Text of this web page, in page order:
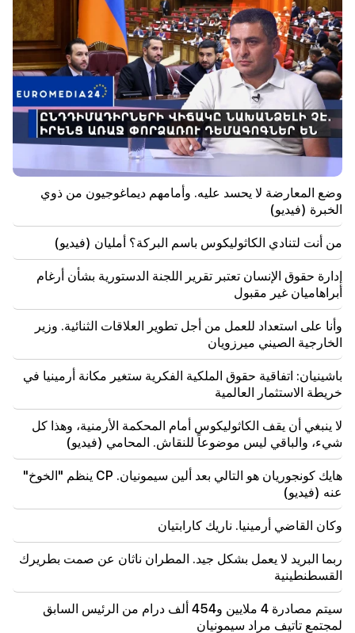
10:34
اكتشف العلماء إحدى السمات الرئيسية للغة البشرية في
الطيور المغردة
10:00
أندر مشهد: طائرة بدون طيار تصور ولادة حوت العنبر قبالة
سواحل أستراليا (فيديو)
01:49
تم اعتقال أرغم أبراهاميان لمدة شهرين
00:17
لن تحتوي العديد من العناوين على الغاز لفترة طويلة
23:50
كيف سيكون الطقس في الأيام القادمة؟
23:01
حادث مأساوي في يريفان
22:50
وضع المعارضة لا يحسد عليه. وأمامهم ديماغوجيون من ذوي
الخبرة (فيديو)
21:56
"أراد المجرم قطعة دونات من المستشفى." جور هاكوبيان
يصنع الكعك لابنه بيديه (فيديو)
21:19
تاس: قد يزور المبعوثون الأمريكيون الخاصون كييف
وموسكو خلال الأيام العشرة المقبلة
20:57
سيتم تغريم المؤثرين بمبلغ 5000 دولار بسبب الإعلانات
السياسية
20:38
من أنت لتنادي الكاثوليكوس باسم البركة؟ أمليان (فيديو)
وضع المعارضة لا يحسد عليه. وأمامهم ديماغوجيون من ذوي
الخبرة (فيديو)
من أنت لتنادي الكاثوليكوس باسم البركة؟ أمليان (فيديو)
إدارة حقوق الإنسان تعتبر تقرير اللجنة الدستورية بشأن أرغام
أبراهاميان غير مقبول
وأنا على استعداد للعمل من أجل تطوير العلاقات الثنائية. وزير
الخارجية الصيني ميرزويان
باشينيان: اتفاقية حقوق الملكية الفكرية ستغير مكانة أرمينيا في
خريطة الاستثمار العالمية
لا ينبغي أن يقف الكاثوليكوس أمام المحكمة الأرمنية، وهذا كل
شيء، والباقي ليس موضوعاً للنقاش. المحامي (فيديو)
هايك كونجوريان هو التالي بعد ألين سيمونيان. CP ينظم "الخوخ"
عنه (فيديو)
وكان القاضي أرمينيا. ناريك كارابتيان
ربما البريد لا يعمل بشكل جيد. المطران ناثان عن صمت بطريرك
القسطنطينية
سيتم مصادرة 4 ملايين و454 ألف درام من الرئيس السابق
لمجتمع تاتيف مراد سيمونيان